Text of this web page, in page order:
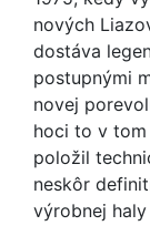
nových
dostáva
postupnými
novej
hoci to v
položil
neskôr
výrobnej